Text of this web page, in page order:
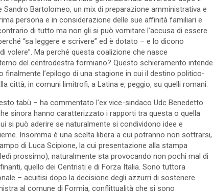
Bartolomeo, un mix di preparazione amministrativa e
persona e in considerazione delle sue affinità familiari e
di tutto ma non gli si può vomitare l’accusa di essere
“sa leggere e scrivere” ed è dotato – e lo dicono
volere”. Ma perché questa coalizione che nasce
del centrodestra formiano? Questo schieramento intende
l’epilogo di una stagione in cui il destino politico-
città, in comuni limitrofi, a Latina e, peggio, su quelli romani.
tabù – ha commentato l’ex vice-sindaco Udc Benedetto
sinora hanno caratterizzato i rapporti tra questa o quella
si può aderire se naturalmente si condividono idee e
Insomma è una scelta libera a cui potranno non sottrarsi,
di Luca Scipione, la cui presentazione alla stampa
prossimo), naturalmente sta provocando non pochi mal di
quello dei Centristi e di Forza Italia. Sono tuttora
– acuitisi dopo la decisione degli azzurri di sostenere
al comune di Formia, conflittualità che si sono